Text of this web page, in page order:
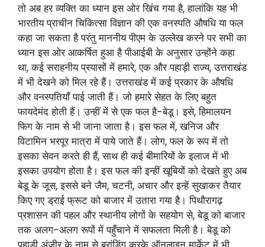
तो अब हर व्यक्ति का ध्यान इस ओर खिंच गया है, हालांकि यह भी
भारतीय प्राचीन चिकित्सा विज्ञान की एक वनस्पति औषधि या फल
कहा जा सकता है परंतु माननीय पीएम के उल्लेख करने पर सभी का
ध्यान इस ओर आकर्षित हुआ है पीआईबी के अनुसार उन्होंने कहा
था, कई सराहनीय प्रयासों में हमारे, एक और पहाड़ी राज्य, उत्तराखंड
में भी देखने को मिल रहे हैं। उत्तराखंड में कई प्रकार के औषधि
और वनस्पतियाँ पाई जाती हैं। जो हमारे सेहत के लिए बहुत
फायदेमंद होती हैं। उन्हीं में से एक फल है-बेडू। इसे, हिमालयन
फिग के नाम से भी जाना जाता है। इस फल में, खनिज और
विटामिन भरपूर मात्रा में पाये जाते हैं। लोग, फल के रूप में तो
इसका सेवन करते ही हैं, साथ ही कई बीमारियों के इलाज में भी
इसका उपयोग होता है। इस फल की इन्हीं खूबियों को देखते हुए अब
बेडू के जूस, इससे बने जैम, चटनी, अचार और इन्हें सुखाकर तैयार
किए गए ड्राई फ्रूट को बाजार में उतारा गया है। पिथौरागढ़
प्रशासन की पहल और स्थानीय लोगों के सहयोग से, बेडू को बाजार
तक अलग-अलग रूपों में पहुँचाने में सफलता मिली है। बेडू को